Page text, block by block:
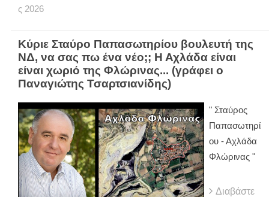
ς 2026
Κύριε Σταύρο Παπασωτηρίου βουλευτή της
ΝΔ, να σας πω ένα νέο;; Η Αχλάδα είναι
είναι χωριό της Φλώρινας... (γράφει ο
Παναγιώτης Τσαρτσιανίδης)
" Σταύρος
Παπασωτηρί
ου - Αχλάδα
Φλώρινας "
Διαβάστε